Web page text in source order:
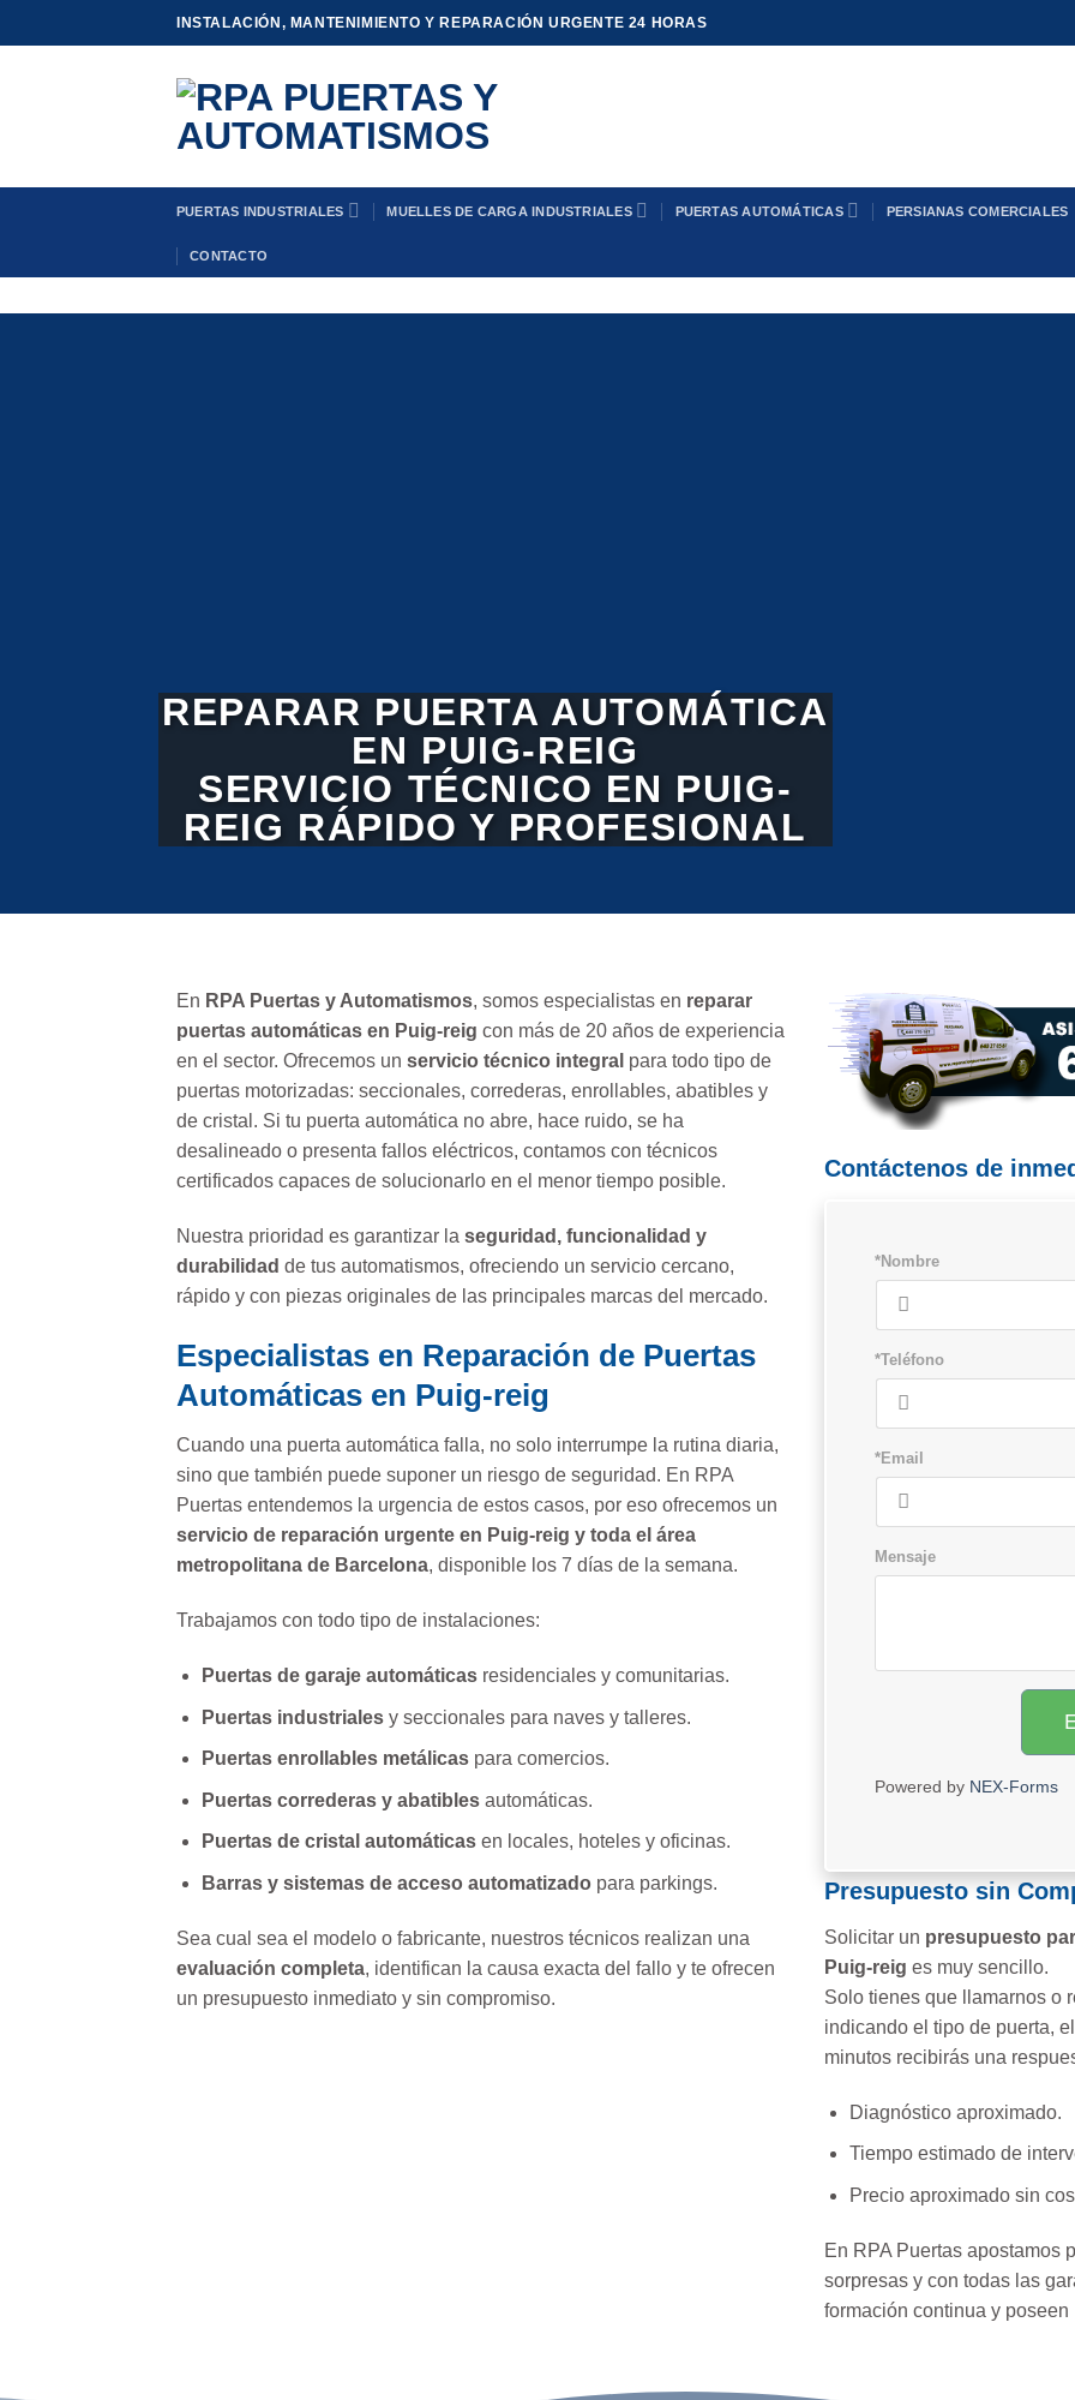
al
INSTALACIÓN, MANTENIMIENTO Y REPARACIÓN URGENTE 24 HORAS
PUERTAS INDUSTRIALES MUELLES DE CARGA INDUSTRIALES PUERTAS AUTOMÁTICAS PERSIANAS COMERCIALES
CONTACTO
REPARAR PUERTA AUTOMÁTICA
EN PUIG-REIG
SERVICIO TÉCNICO EN PUIG-
REIG RÁPIDO Y PROFESIONAL
En RPA Puertas y Automatismos, somos especialistas en reparar
puertas automáticas en Puig-reig con más de 20 años de experiencia
en el sector. Ofrecemos un servicio técnico integral para todo tipo de
puertas motorizadas: seccionales, correderas, enrollables, abatibles y
de cristal. Si tu puerta automática no abre, hace ruido, se ha
desalineado o presenta fallos eléctricos, contamos con técnicos
certificados capaces de solucionarlo en el menor tiempo posible.
Nuestra prioridad es garantizar la seguridad, funcionalidad y
durabilidad de tus automatismos, ofreciendo un servicio cercano,
rápido y con piezas originales de las principales marcas del mercado.
Especialistas en Reparación de Puertas
Automáticas en Puig-reig
Cuando una puerta automática falla, no solo interrumpe la rutina diaria,
sino que también puede suponer un riesgo de seguridad. En RPA
Puertas entendemos la urgencia de estos casos, por eso ofrecemos un
servicio de reparación urgente en Puig-reig y toda el área
metropolitana de Barcelona, disponible los 7 días de la semana.
Trabajamos con todo tipo de instalaciones:
Puertas de garaje automáticasresidenciales y comunitarias.
Puertas industrialesy seccionales para naves y talleres.
Puertas enrollables metálicaspara comercios.
Puertas correderas y abatiblesautomáticas.
Puertas de cristal automáticasen locales, hoteles y oficinas.
Barras y sistemas de acceso automatizadopara parkings.
Sea cual sea el modelo o fabricante, nuestros técnicos realizan una
evaluación completa, identifican la causa exacta del fallo y te ofrecen
un presupuesto inmediato y sin compromiso.
Contáctenos de
*Nombre
*Teléfono
*Email
Mensaje
Powered by NEX-Forms
Presupuesto sin
Solicitar un presupuesto
Puig-reig es muy sencillo.
Solo tienes que llamarnos o
indicando el tipo de puerta,
minutos recibirás una
Diagnóstico aproximado.
Tiempo estimado de
Precio aproximado sin
En RPA Puertas apostamos
sorpresas y con todas las
formación continua y